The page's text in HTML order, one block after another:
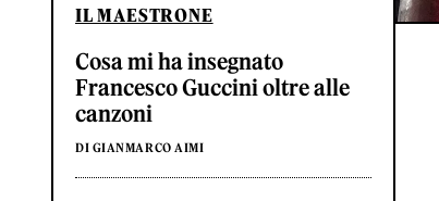
IL MAESTRONE
Cosa mi ha insegnato
Francesco Guccini oltre alle
canzoni
DI GIANMARCO AIMI